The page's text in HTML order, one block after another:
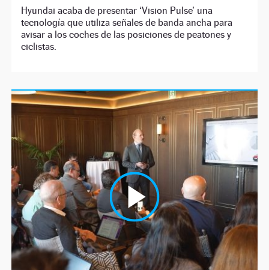
Hyundai acaba de presentar ‘Vision Pulse’ una
tecnología que utiliza señales de banda ancha para
avisar a los coches de las posiciones de peatones y
ciclistas.